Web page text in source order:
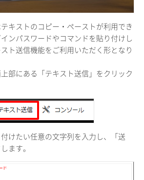
キストのコピー・ペーストが利用でき
ンパスワードやコマンドを貼り付けし
ト送信機能をご利用いただく形となり
部にある「テキスト送信」をクリック
けたい任意の文字列を入力し、「送
ます。